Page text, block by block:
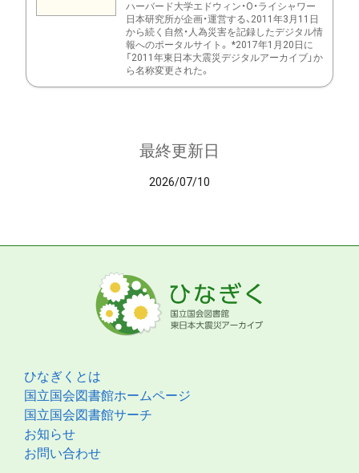
ハーバード大学エドウィン・O・ライシャワー
日本研究所が企画・運営する、2011年3月11日
から続く自然・人為災害を記録したデジタル情
報へのポータルサイト。 *2017年1月20日に
「2011年東日本大震災デジタルアーカイブ」か
ら名称変更された。
最終更新日
2026/07/10
ひなぎくとは
国立国会図書館ホームページ
国立国会図書館サーチ
お知らせ
お問い合わせ